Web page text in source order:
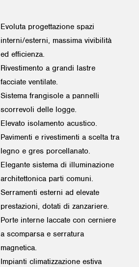
Evoluta progettazione spazi
interni/esterni, massima vivibilità
ed efficienza.
Rivestimento a grandi lastre
facciate ventilate.
Sistema frangisole a pannelli
scorrevoli delle logge.
Elevato isolamento acustico.
Pavimenti e rivestimenti a scelta tra
legno e gres porcellanato.
Elegante sistema di illuminazione
architettonica parti comuni.
Serramenti esterni ad elevate
prestazioni, dotati di zanzariere.
Porte interne laccate con cerniere
a scomparsa e serratura
magnetica.
Impianti climatizzazione estiva